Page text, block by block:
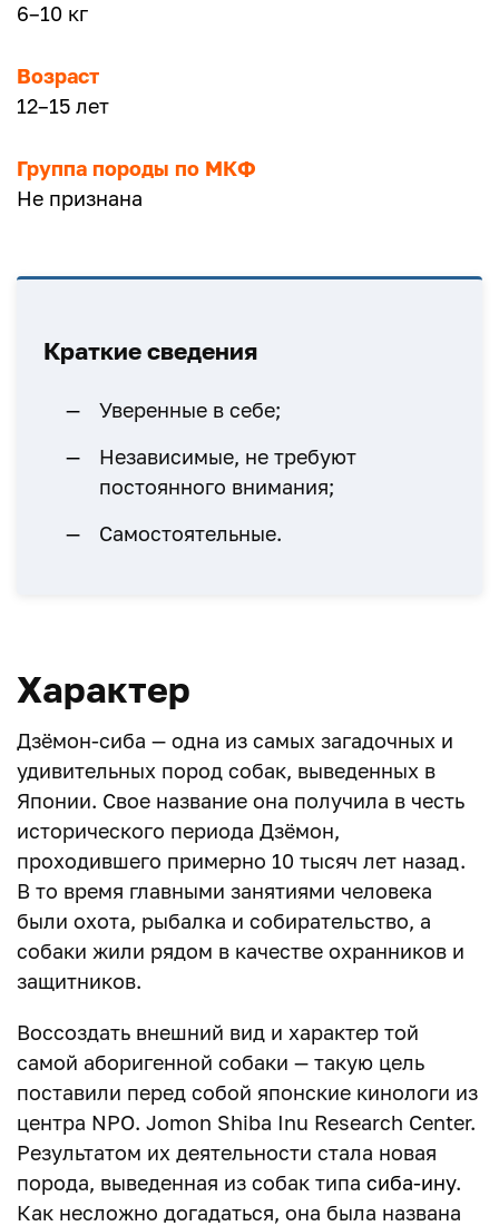
6–10 кг
Возраст
12–15 лет
Группа породы по МКФ
Не признана
Краткие сведения
Уверенные в себе;
Независимые, не требуют
постоянного внимания;
Самостоятельные.
Характер
Дзёмон-сиба — одна из самых загадочных и
удивительных пород собак, выведенных в
Японии. Свое название она получила в честь
исторического периода Дзёмон,
проходившего примерно 10 тысяч лет назад.
В то время главными занятиями человека
были охота, рыбалка и собирательство, а
собаки жили рядом в качестве охранников и
защитников.
Воссоздать внешний вид и характер той
самой аборигенной собаки — такую цель
поставили перед собой японские кинологи из
центра NPO. Jomon Shiba Inu Research Center.
Результатом их деятельности стала новая
порода, выведенная из собак типа сиба-ину.
Как несложно догадаться, она была названа